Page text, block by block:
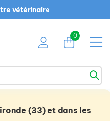
vétérinaire
0
(33) et dans les